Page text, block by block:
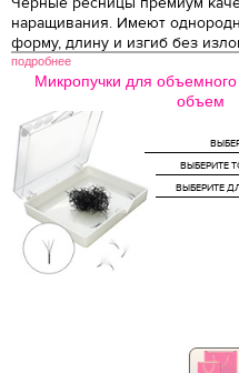
наращивания. Имеют
форму, длину и изгиб без
подробнее
Микропучки для
объем
ВЫБЕРИТЕ
ВЫБЕРИТЕ